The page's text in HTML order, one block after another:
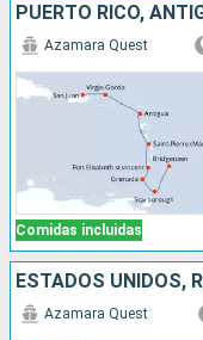
Comidas incluidas
Azamara Quest
Azamara Quest